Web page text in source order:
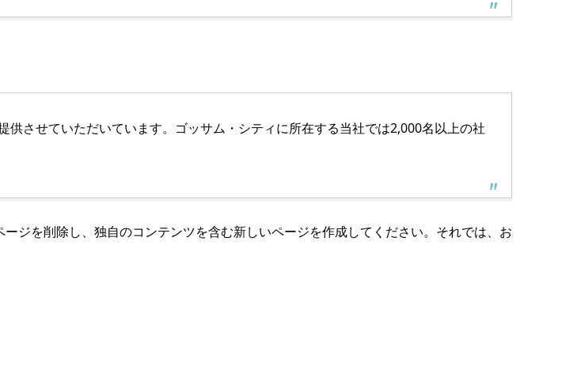
させていただいています。ゴッサム・シティに所在する当社では2,000名以上の社
ージを削除し、独自のコンテンツを含む新しいページを作成してください。それでは、お